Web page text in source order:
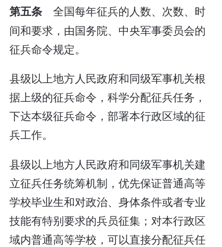
第五条 全国每年征兵的人数、次数、时
间和要求，由国务院、中央军事委员会的
征兵命令规定。
县级以上地方人民政府和同级军事机关根
据上级的征兵命令，科学分配征兵任务，
下达本级征兵命令，部署本行政区域的征
兵工作。
县级以上地方人民政府和同级军事机关建
立征兵任务统筹机制，优先保证普通高等
学校毕业生和对政治、身体条件或者专业
技能有特别要求的兵员征集；对本行政区
域内普通高等学校，可以直接分配征兵任